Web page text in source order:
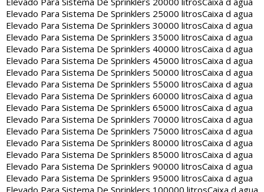
Elevado Para Sistema De Sprinklers 25000 litrosCaixa d agua
Elevado Para Sistema De Sprinklers 30000 litrosCaixa d agua
Elevado Para Sistema De Sprinklers 35000 litrosCaixa d agua
Elevado Para Sistema De Sprinklers 40000 litrosCaixa d agua
Elevado Para Sistema De Sprinklers 45000 litrosCaixa d agua
Elevado Para Sistema De Sprinklers 50000 litrosCaixa d agua
Elevado Para Sistema De Sprinklers 55000 litrosCaixa d agua
Elevado Para Sistema De Sprinklers 60000 litrosCaixa d agua
Elevado Para Sistema De Sprinklers 65000 litrosCaixa d agua
Elevado Para Sistema De Sprinklers 70000 litrosCaixa d agua
Elevado Para Sistema De Sprinklers 75000 litrosCaixa d agua
Elevado Para Sistema De Sprinklers 80000 litrosCaixa d agua
Elevado Para Sistema De Sprinklers 85000 litrosCaixa d agua
Elevado Para Sistema De Sprinklers 90000 litrosCaixa d agua
Elevado Para Sistema De Sprinklers 95000 litrosCaixa d agua